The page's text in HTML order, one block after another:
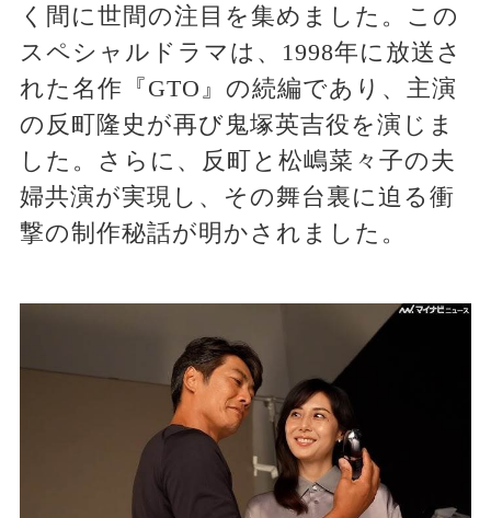
く間に世間の注目を集めました。この
スペシャルドラマは、1998年に放送さ
れた名作『GTO』の続編であり、主演
の反町隆史が再び鬼塚英吉役を演じま
した。さらに、反町と松嶋菜々子の夫
婦共演が実現し、その舞台裏に迫る衝
撃の制作秘話が明かされました。